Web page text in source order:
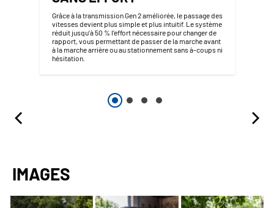
Grâce à la transmission Gen 2 améliorée, le passage des
vitesses devient plus simple et plus intuitif. Le système
réduit jusqu’à 50 % l’effort nécessaire pour changer de
rapport, vous permettant de passer de la marche avant
à la marche arrière ou au stationnement sans à-coups ni
hésitation.
IMAGES